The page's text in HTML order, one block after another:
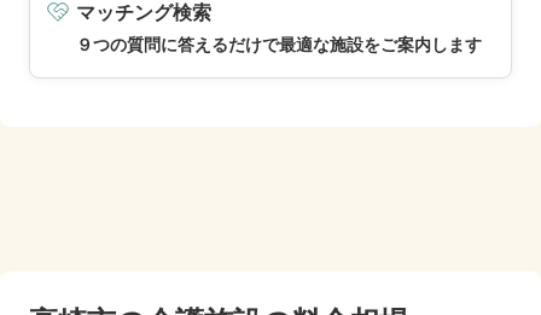
マッチング検索
９つの質問に答えるだけで最適な施設をご案内します